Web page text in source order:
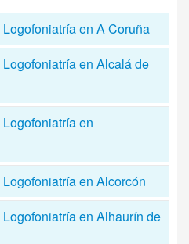
en A Coruña
en Alcalá de
en
en Alcorcón
en Alhaurín de